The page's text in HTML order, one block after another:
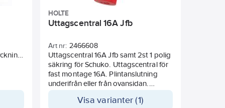
G-
HOLTE
Uttagscentral 16A Jfb
Art nr: 2466608
Uttagscentral 16A Jfb samt 2st 1 polig
säkring för Schuko. Uttagscentral för
fast montage 16A. Plintanslutning
underifrån eller från ovansidan.
Visa varianter (1)